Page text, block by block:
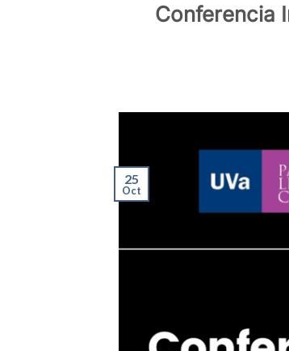
Conferencia
25
Oct